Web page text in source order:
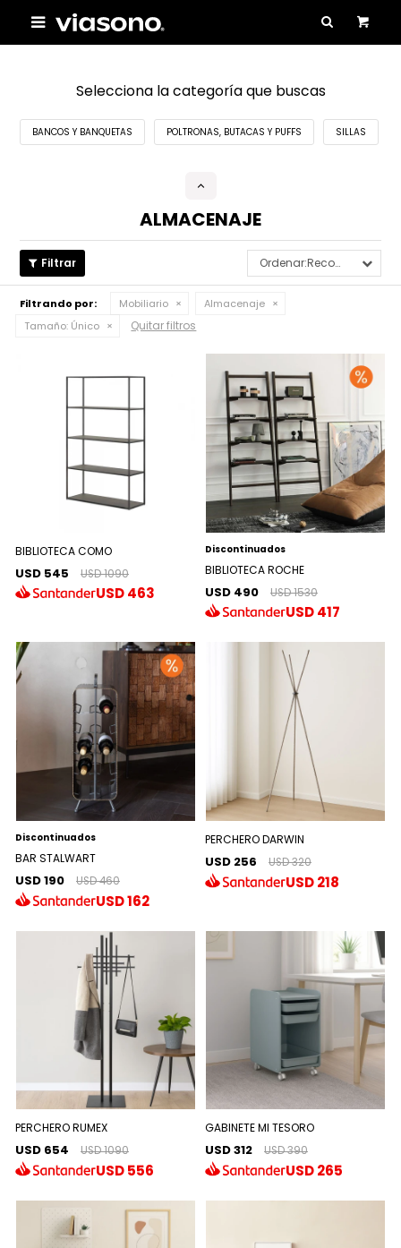

Selecciona la categoría que buscas
BANCOS Y BANQUETAS POLTRONAS, BUTACAS Y PUFFS SILLAS
ALMACENAJE
Recomendados
Filtrando por: Mobiliario
Almacenaje
Tamaño: Único Quitar filtros
BIBLIOTECA COMO
USD 545 USD 1090
USD463
Discontinuados
BIBLIOTECA ROCHE
USD 490 USD 1530
USD417
Discontinuados
BAR STALWART
USD 190 USD 460
USD162
PERCHERO DARWIN
USD 256 USD 320
USD218
PERCHERO RUMEX
USD 654 USD 1090
USD556
GABINETE MI TESORO
USD 312 USD 390
USD265